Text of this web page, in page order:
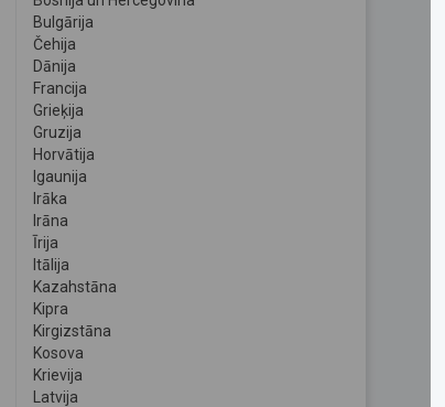
Bulgārija
Čehija
Dānija
Francija
Grieķija
Gruzija
Horvātija
Igaunija
Irāka
Irāna
Īrija
Itālija
Kazahstāna
Kipra
Kirgizstāna
Kosova
Krievija
Latvija